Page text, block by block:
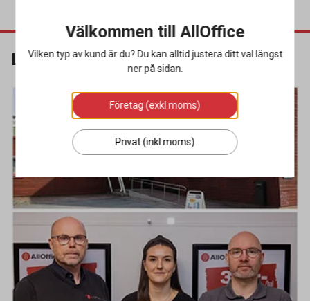
Luleå
Välkommen till AllOffice
Vilken typ av kund är du? Du kan alltid justera ditt val längst
ner på sidan.
Företag (exkl moms)
Privat (inkl moms)